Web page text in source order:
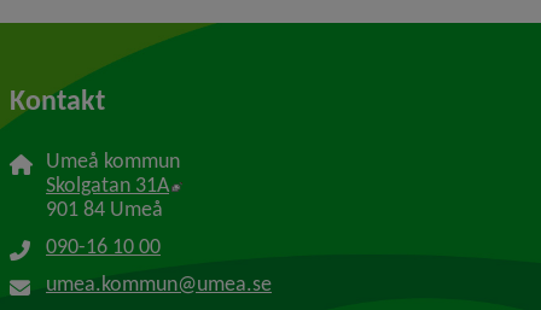
Kontakt
Umeå kommun
Skolgatan 31A Länk till annan webbplats, öppnas i nytt
901 84 Umeå
090-16 10 00
umea.kommun@umea.se